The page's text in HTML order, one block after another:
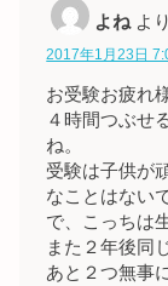
よね よ
2017年1月23日
お受験お疲れ
４時間つぶせ
ね。
受験は子供が
なことはない
で、こっちは
また２年後同
あと２つ無事